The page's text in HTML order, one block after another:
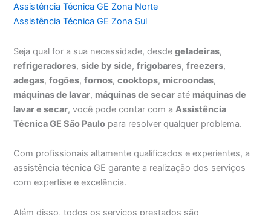
Assistência Técnica GE Zona Norte
Assistência Técnica GE Zona Sul
Seja qual for a sua necessidade, desdegeladeiras,
refrigeradores,side by side,frigobares,freezers,
adegas,fogões,fornos,cooktops, microondas,
máquinas de lavar, máquinas de secar até máquinas de
lavar e secar, você pode contar com a Assistência
Técnica GE São Paulo para resolver qualquer problema.
Com profissionais altamente qualificados e experientes, a
assistência técnica GE garante a realização dos serviços
com expertise e excelência.
Além disso, todos os serviços prestados são